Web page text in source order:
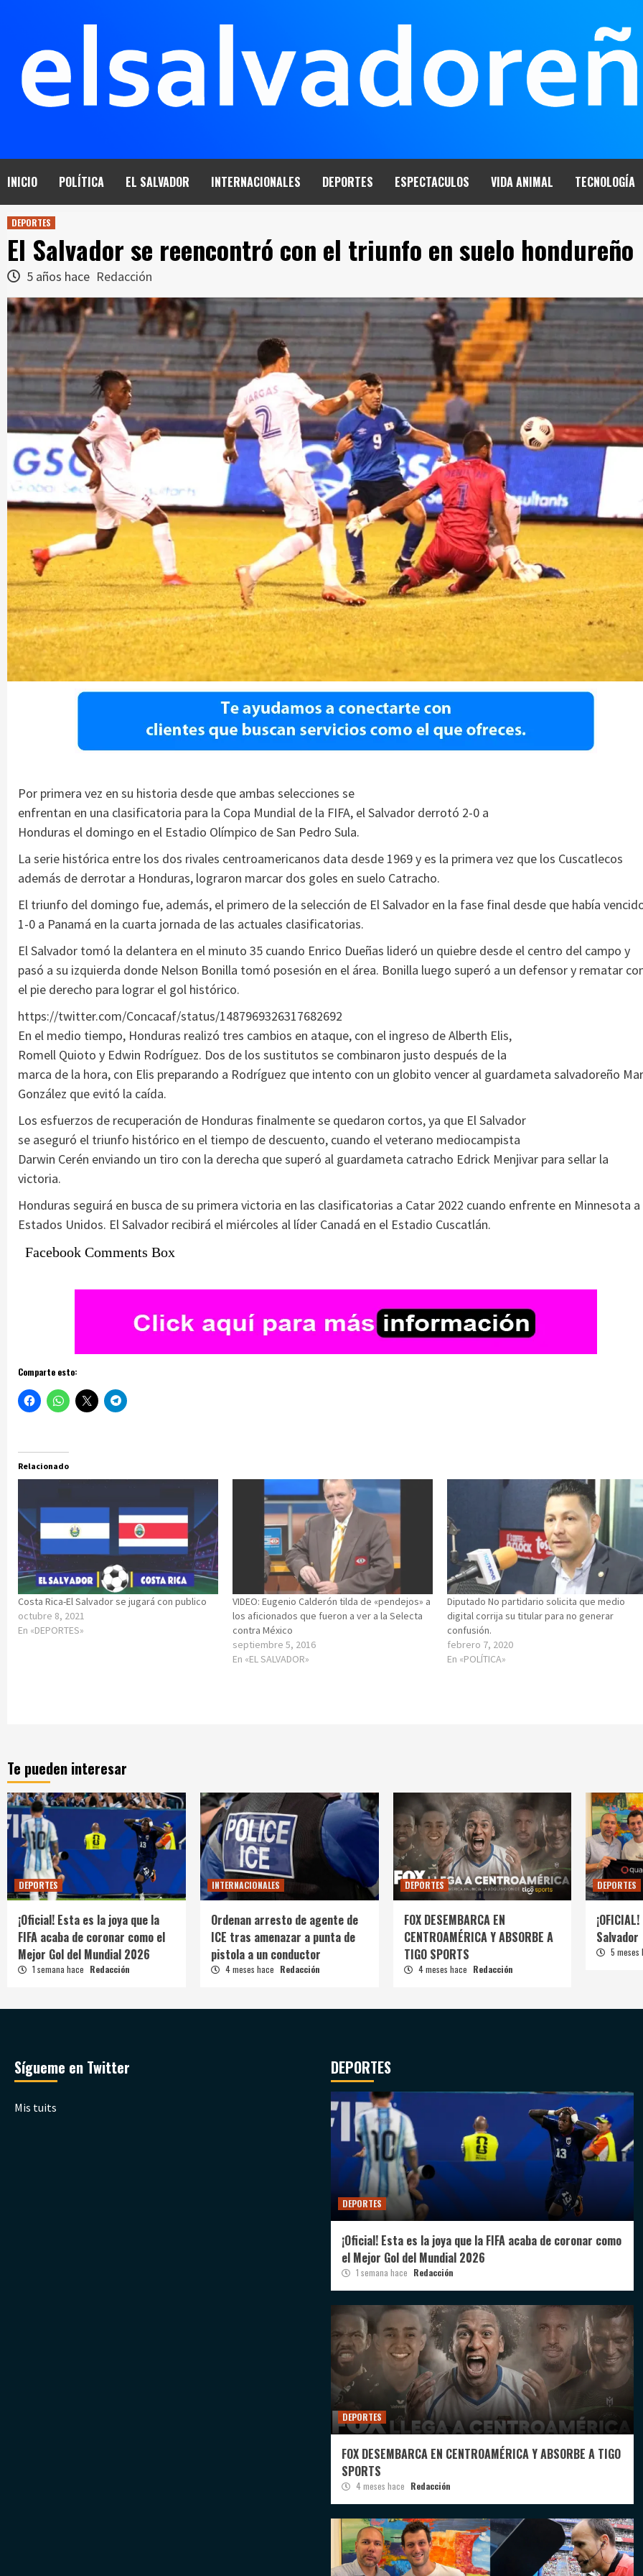
INICIO POLÍTICA EL SALVADOR INTERNACIONALES DEPORTES ESPECTACULOS VIDA ANIMAL TECNOLOGÍA
DEPORTES
El Salvador se reencontró con el triunfo en suelo hondureño
5 años hace Redacción
Por primera vez en su historia desde que ambas selecciones se
enfrentan en una clasificatoria para la Copa Mundial de la FIFA, el Salvador derrotó 2-0 a
Honduras el domingo en el Estadio Olímpico de San Pedro Sula.
La serie histórica entre los dos rivales centroamericanos data desde 1969 y es la primera vez que los Cuscatlecos
además de derrotar a Honduras, lograron marcar dos goles en suelo Catracho.
El triunfo del domingo fue, además, el primero de la selección de El Salvador en la fase final desde que había
1-0 a Panamá en la cuarta jornada de las actuales clasificatorias.
El Salvador tomó la delantera en el minuto 35 cuando Enrico Dueñas lideró un quiebre desde el centro del campo y
pasó a su izquierda donde Nelson Bonilla tomó posesión en el área. Bonilla luego superó a un defensor y rematar
el pie derecho para lograr el gol histórico.
https://twitter.com/Concacaf/status/1487969326317682692
En el medio tiempo, Honduras realizó tres cambios en ataque, con el ingreso de Alberth Elis,
Romell Quioto y Edwin Rodríguez. Dos de los sustitutos se combinaron justo después de la
marca de la hora, con Elis preparando a Rodríguez que intento con un globito vencer al guardameta salvadoreño
González que evitó la caída.
Los esfuerzos de recuperación de Honduras finalmente se quedaron cortos, ya que El Salvador
se aseguró el triunfo histórico en el tiempo de descuento, cuando el veterano mediocampista
Darwin Cerén enviando un tiro con la derecha que superó al guardameta catracho Edrick Menjivar para sellar la
victoria.
Honduras seguirá en busca de su primera victoria en las clasificatorias a Catar 2022 cuando enfrente en Minnesota a
Estados Unidos. El Salvador recibirá el miércoles al líder Canadá en el Estadio Cuscatlán.
Facebook Comments Box
Comparte esto:
Relacionado
Costa Rica-El Salvador se jugará con publico
octubre 8, 2021
En «DEPORTES»
VIDEO: Eugenio Calderón tilda de «pendejos» a
los aficionados que fueron a ver a la Selecta
contra México
septiembre 5, 2016
En «EL SALVADOR»
Diputado No partidario solicita que medio
digital corrija su titular para no generar
confusión.
febrero 7, 2020
En «POLÍTICA»
Te pueden interesar
DEPORTES
¡Oficial! Esta es la joya que la
FIFA acaba de coronar como el
Mejor Gol del Mundial 2026
1 semana hace Redacción
INTERNACIONALES
Ordenan arresto de agente de
ICE tras amenazar a punta de
pistola a un conductor
4 meses hace Redacción
DEPORTES
FOX DESEMBARCA EN
CENTROAMÉRICA Y ABSORBE A
TIGO SPORTS
4 meses hace Redacción
DEPORTES
Salvador
5
Sígueme en Twitter
Mis tuits
DEPORTES
DEPORTES
¡Oficial! Esta es la joya que la FIFA acaba de coronar como
el Mejor Gol del Mundial 2026
1 semana hace Redacción
DEPORTES
FOX DESEMBARCA EN CENTROAMÉRICA Y ABSORBE A TIGO
SPORTS
4 meses hace Redacción